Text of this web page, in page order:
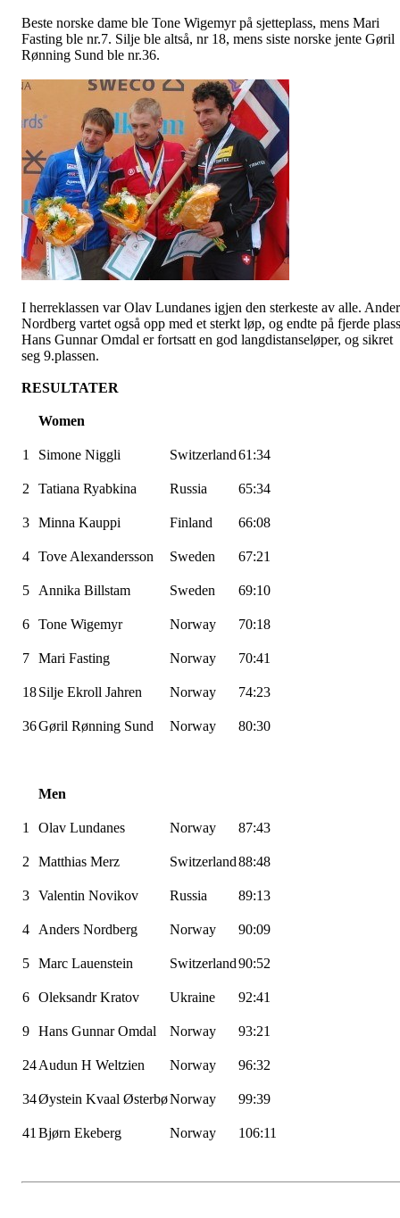
Beste norske dame ble Tone Wigemyrpå sjetteplass, mens Mari
Fasting ble nr.7. Silje ble altså, nr 18, mens siste norske jente Gøril
Rønning Sund ble nr.36.
I herreklassen var Olav Lundanes igjen den sterkeste av alle.
Nordberg vartet også opp med et sterkt løp, og endte på fjerde
Hans Gunnar Omdal er fortsatt en god langdistanseløper, og sikret
seg 9.plassen.
RESULTATER
Women
1 Simone Niggli Switzerland61:34
2 Tatiana Ryabkina Russia 65:34
3 Minna Kauppi Finland 66:08
4 Tove Alexandersson Sweden 67:21
5 Annika Billstam Sweden 69:10
6 Tone Wigemyr Norway 70:18
7 Mari Fasting Norway 70:41
18Silje Ekroll Jahren Norway 74:23
36Gøril Rønning Sund Norway 80:30
Men
1 Olav Lundanes Norway 87:43
2 Matthias Merz Switzerland88:48
3 Valentin Novikov Russia 89:13
4 Anders Nordberg Norway 90:09
5 Marc Lauenstein Switzerland90:52
6 Oleksandr Kratov Ukraine 92:41
9 Hans Gunnar Omdal Norway 93:21
24Audun H Weltzien Norway 96:32
34Øystein Kvaal ØsterbøNorway 99:39
41 Bjørn Ekeberg Norway 106:11